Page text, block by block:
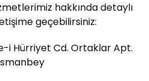
hakkında detaylı
geçebilirsiniz:
i Hürriyet Cd. Ortaklar Apt.